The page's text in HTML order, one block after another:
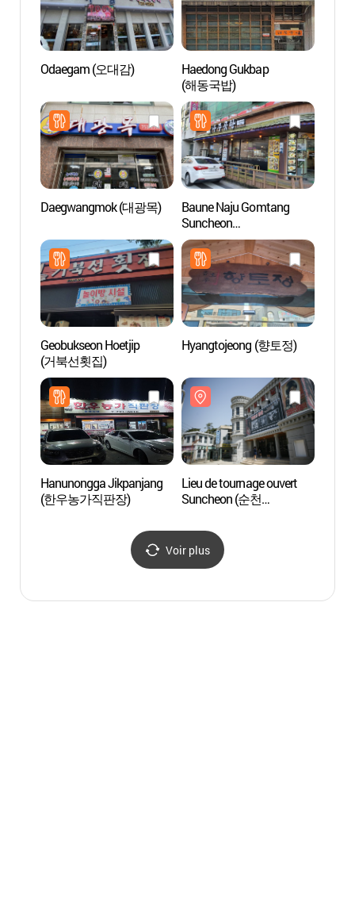
Odaegam (오대감)
Haedong Gukbap
(해동국밥)
Daegwangmok (대광목)
Baune Naju Gomtang
Suncheon
yeonhyang(바우네나주곰
탕 순천연향)
Geobukseon Hoetjip
(거북선횟집)
Hyangtojeong (향토정)
Hanunongga Jikpanjang
(한우농가직판장)
Lieu de tournage ouvert
Suncheon (순천
Voir plus